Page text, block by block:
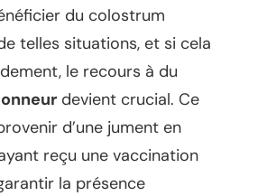
du colostrum
telles situations, et si cela
le recours à du
devient crucial. Ce
d’une jument en
reçu une vaccination
la présence